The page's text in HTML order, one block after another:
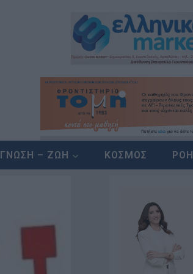
ΓΝΩΣΗ – ΖΩΗ ΚΟΣΜΟΣ ΡΟΗ